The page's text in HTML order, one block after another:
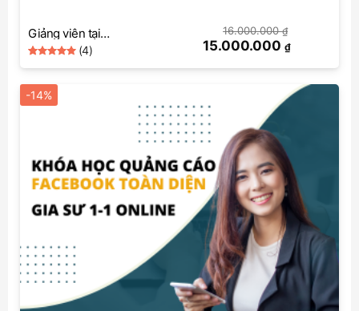
Giảng viên tại
SkillMall (Lập trình)
based on
customer
ratings
(4)
16.000.000₫
15.000.000 ₫
-14%